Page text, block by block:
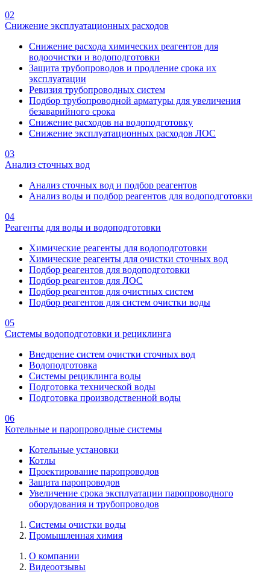
02
Снижение эксплуатационных расходов
Снижение расхода химических реагентов для
водоочистки и водоподготовки
Защита трубопроводов и продление срока их
эксплуатации
Ревизия трубопроводных систем
Подбор трубопроводной арматуры для увеличения
безаварийного срока
Снижение расходов на водоподготовку
Снижение эксплуатационных расходов ЛОС
03
Анализ сточных вод
Анализ сточных вод и подбор реагентов
Анализ воды и подбор реагентов для водоподготовки
04
Реагенты для воды и водоподготовки
Химические реагенты для водоподготовки
Химические реагенты для очистки сточных вод
Подбор реагентов для водоподготовки
Подбор реагентов для ЛОС
Подбор реагентов для очистных систем
Подбор реагентов для систем очистки воды
05
Системы водоподготовки и рециклинга
Внедрение систем очистки сточных вод
Водоподготовка
Системы рециклинга воды
Подготовка технической воды
Подготовка производственной воды
06
Котельные и паропроводные системы
Котельные установки
Котлы
Проектирование паропроводов
Защита паропроводов
Увеличение срока эксплуатации паропроводного
оборудования и трубопроводов
Системы очистки воды
Промышленная химия
О компании
Видеоотзывы